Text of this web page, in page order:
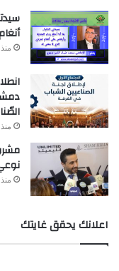
منذ 3 أيام
منذ 3 أيام
منذ 3 أيام
اعلانك يحقق غايتك